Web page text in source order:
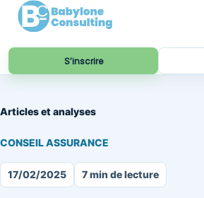
S’inscrire
Articles et analyses
CONSEIL ASSURANCE
17/02/2025 7 min de lecture